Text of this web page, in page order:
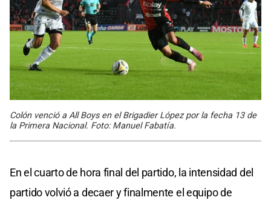
Colón venció a All Boys en el Brigadier López por la fecha 13 de
la Primera Nacional. Foto: Manuel Fabatía.
En el cuarto de hora final del partido, la intensidad del
partido volvió a decaer y finalmente el equipo de